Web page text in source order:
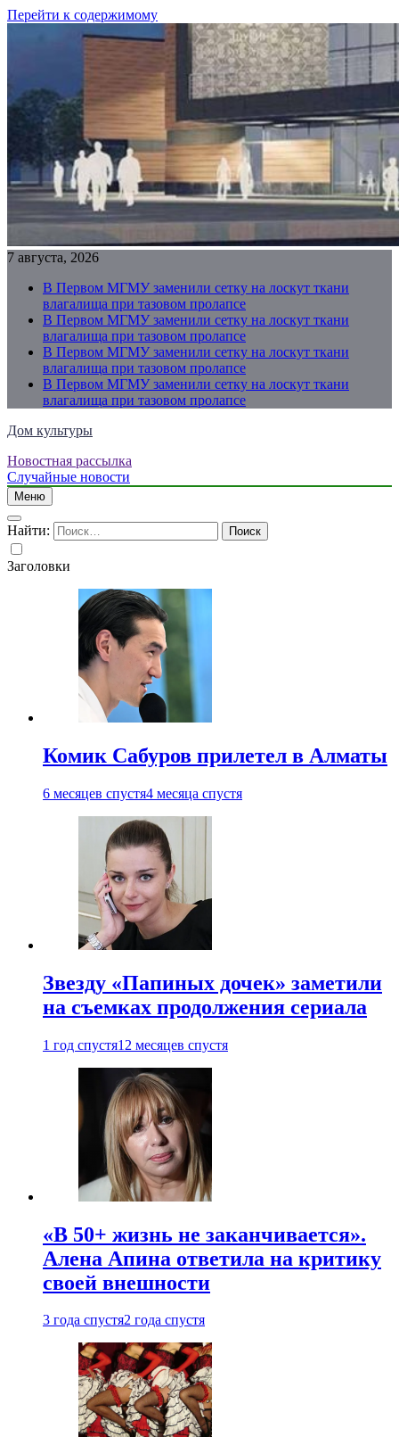
Перейти к содержимому
7 августа, 2026
В Первом МГМУ заменили сетку на лоскут ткани
влагалища при тазовом пролапсе
В Первом МГМУ заменили сетку на лоскут ткани
влагалища при тазовом пролапсе
В Первом МГМУ заменили сетку на лоскут ткани
влагалища при тазовом пролапсе
В Первом МГМУ заменили сетку на лоскут ткани
влагалища при тазовом пролапсе
Дом культуры
Just another WordPress site
Новостная рассылка
Случайные новости
Меню
Найти:
Заголовки
Комик Сабуров прилетел в Алматы
6 месяцев спустя4 месяца спустя
Звезду «Папиных дочек» заметили
на съемках продолжения сериала
1 год спустя12 месяцев спустя
«В 50+ жизнь не заканчивается».
Алена Апина ответила на критику
своей внешности
3 года спустя2 года спустя